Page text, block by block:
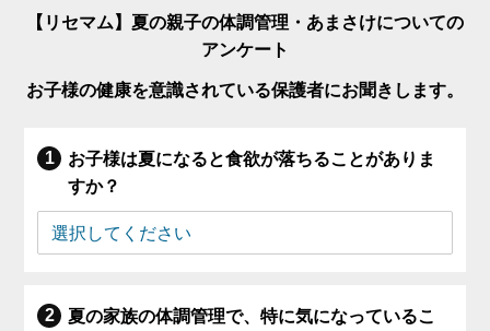
【リセマム】夏の親子の体調管理・あまさけについての
アンケート
お子様の健康を意識されている保護者にお聞きします。
お子様は夏になると食欲が落ちることがありま
すか？
夏の家族の体調管理で、特に気になっているこ